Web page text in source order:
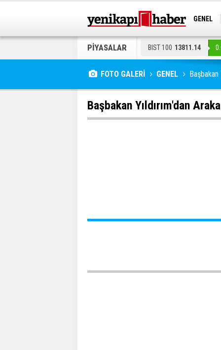
GENEL
PİYASALAR BIST 100 13811.14
FOTO GALERİ GENEL Başbakan
Başbakan Yıldırım'dan